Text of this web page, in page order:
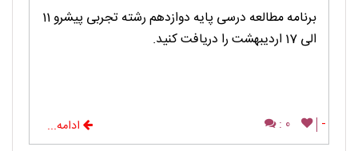
برنامه مطالعه درسی پایه دوازدهم رشته تجربی پیشرو 11
الی 17 اردیبهشت را دریافت کنید.
-
0 : ادامه...